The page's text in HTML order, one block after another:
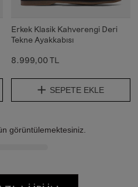
Erkek Klasik Kahverengi Deri
Tekne Ayakkabısı
8.999,00 TL
SEPETE EKLE
görüntülemektesiniz.